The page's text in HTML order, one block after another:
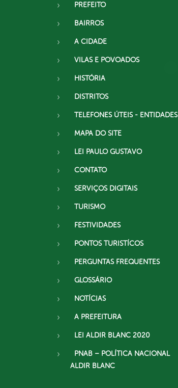
PREFEITO
BAIRROS
A CIDADE
VILAS E POVOADOS
HISTÓRIA
DISTRITOS
TELEFONES ÚTEIS - ENTIDADES
MAPA DO SITE
LEI PAULO GUSTAVO
CONTATO
SERVIÇOS DIGITAIS
TURISMO
FESTIVIDADES
PONTOS TURISTÍCOS
PERGUNTAS FREQUENTES
GLOSSÁRIO
NOTÍCIAS
A PREFEITURA
LEI ALDIR BLANC 2020
PNAB – POLÍTICA NACIONAL
ALDIR BLANC